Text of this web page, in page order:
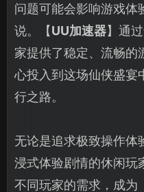
问题可能会影响游戏体
说。【UU加速器】通
家提供了稳定、流畅的
心投入到这场仙侠盛宴
行之路。
无论是追求极致操作体
浸式体验剧情的休闲玩
不同玩家的需求，成为